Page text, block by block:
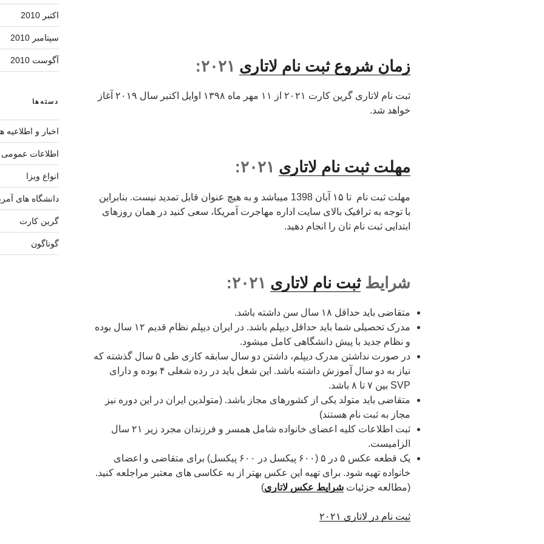
زمان شروع ثبت نام لاتاری
ثبت نام لاتاری گرین کارت ۲۰۲۱ از ۱۱ مهر ماه ۱۳۹۸ اوایل اکتبر سال ۲۰۱۹ آغاز
خواهد شد.
مهلت ثبت نام لاتاری
مهلت ثبت نام تا ۱۵ آبان 1398 میباشد و به هیچ عنوان قابل تمدید نیست. بنابراین
با توجه به ترافیک بالای سایت اداره مهاجرت آمریکا، سعی کنید در همان روزهای
ابتدایی ثبت نام تان را انجام دهید.
شرایطثبت نام لاتاری
متقاضی باید حداقل ۱۸ سال سن داشته باشد.
مدرک تحصیلی شما باید حداقل دیپلم باشد. در ایران دیپلم نظام قدیم ۱۲ سال بوده
و نظام جدید با پیش دانشگاهی کامل میشود.
در صورت نداشتن مدرک دیپلم، داشتن دو سال سابقه کاری طی ۵ سال گذشته که
نیاز به دو سال آموزش داشته باشد. این شغل باید در رده شغلی ۴ بوده و دارای
SVP بین ۷ تا ۸ باشد.
متقاضی باید متولد یکی از کشورهای مجاز باشد. (متولدین ایران در این دوره نیز
مجاز به ثبت نام هستند)
ثبت اطلاعات کلیه اعضای خانواده شامل همسر و فرزندان مجرد زیر ۲۱ سال
الزامیست.
یک قطعه عکس ۵ در ۵ (۶۰۰ پیکسل در ۶۰۰ پیکسل) برای متقاضی و اعضای
خانواده تهیه شود. برای تهیه این عکس بهتر از به عکاسی های معتبر مراجلعه کنید.
(مطالعه جزئیات شرایط عکس لاتاری)
ثبت نام در لاتاری ۲۰۲۱
اکتبر 2010
سپتامبر 2010
آگوست 2010
دسته‌ها
اخبار و اطلاعیه
اطلاعات عمومی
انواع ویزا
دانشگاه های
گرین کارت
گوناگون